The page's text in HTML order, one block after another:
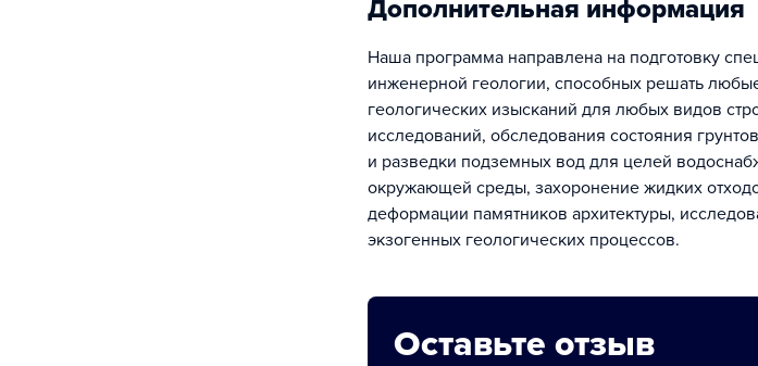
Дополнительная информация
Наша программа направлена на подготовку
инженерной геологии, способных решать
геологических изысканий для любых видов
исследований, обследования состояния
и разведки подземных вод для целей
окружающей среды, захоронение жидких
деформации памятников архитектуры,
экзогенных геологических процессов.
Оставьте отзыв